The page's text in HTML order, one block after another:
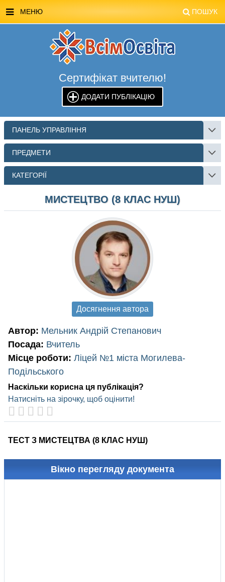
МЕНЮ ПОШУК
МАГАЗИН ВСІМОСВІТА
СТЕНДИ ВСІМОСВІТА
РЕКЛАМА НА САЙТІ
КОНТАКТИ
ПОШУК
Сертифікат вчителю!
ДОДАТИ ПУБЛІКАЦІЮ
ПАНЕЛЬ УПРАВЛІННЯ
ПРЕДМЕТИ
КАТЕГОРІЇ
МИСТЕЦТВО (8 КЛАС НУШ)
Автор: Мельник Андрій Степанович
Посада: Вчитель
Місце роботи: Ліцей №1 міста Могилева-
Подільського
Наскільки корисна ця публікація?
Натисніть на зірочку, щоб оцінити!
Досягнення автора
ТЕСТ З МИСТЕЦТВА (8 КЛАС НУШ)
Вікно перегляду документа